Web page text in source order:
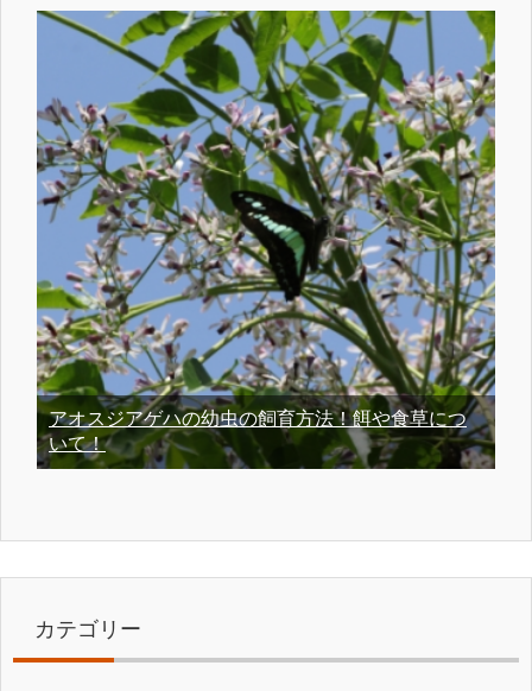
アオスジアゲハの幼虫の飼育方法！餌や食草につ
いて！
カテゴリー